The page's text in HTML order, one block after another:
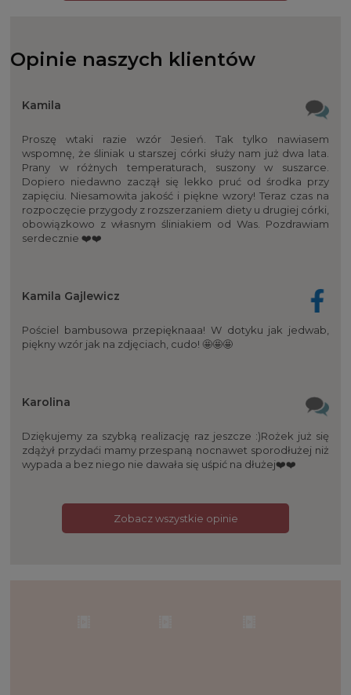
Pościele do łóżeczka dla dzieci
Opinie naszych klientów
Kamila
Proszę wtaki razie wzór Jesień. Tak tylko nawiasem
wspomnę, że śliniak u starszej córki służy nam już dwa lata.
Prany w różnych temperaturach, suszony w suszarce.
Dopiero niedawno zaczął się lekko pruć od środka przy
zapięciu. Niesamowita jakość i piękne wzory! Teraz czas na
rozpoczęcie przygody z rozszerzaniem diety u drugiej córki,
obowiązkowo z własnym śliniakiem od Was. Pozdrawiam
serdecznie ❤️❤️
Kamila Gajlewicz
Pościel bambusowa przepięknaaa! W dotyku jak jedwab,
piękny wzór jak na zdjęciach, cudo! 🤩🤩🤩
Karolina
Dziękujemy za szybką realizację raz jeszcze :)Rożek już się
zdążył przydaći mamy przespaną nocnawet sporodłużej niż
wypada a bez niego nie dawała się uśpić na dłużej❤️❤️
Zobacz wszystkie opinie